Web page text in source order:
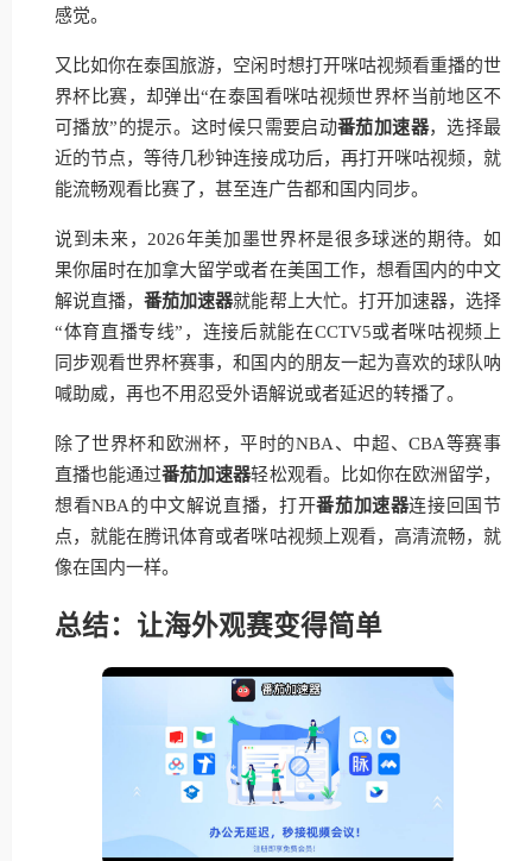
感觉。
又比如你在泰国旅游，空闲时想打开咪咕视频看重播的世
界杯比赛，却弹出“在泰国看咪咕视频世界杯当前地区不
可播放”的提示。这时候只需要启动番茄加速器，选择最
近的节点，等待几秒钟连接成功后，再打开咪咕视频，就
能流畅观看比赛了，甚至连广告都和国内同步。
说到未来，2026年美加墨世界杯是很多球迷的期待。如
果你届时在加拿大留学或者在美国工作，想看国内的中文
解说直播，番茄加速器就能帮上大忙。打开加速器，选择
“体育直播专线”，连接后就能在CCTV5或者咪咕视频上
同步观看世界杯赛事，和国内的朋友一起为喜欢的球队呐
喊助威，再也不用忍受外语解说或者延迟的转播了。
除了世界杯和欧洲杯，平时的NBA、中超、CBA等赛事
直播也能通过番茄加速器轻松观看。比如你在欧洲留学，
想看NBA的中文解说直播，打开番茄加速器连接回国节
点，就能在腾讯体育或者咪咕视频上观看，高清流畅，就
像在国内一样。
总结：让海外观赛变得简单